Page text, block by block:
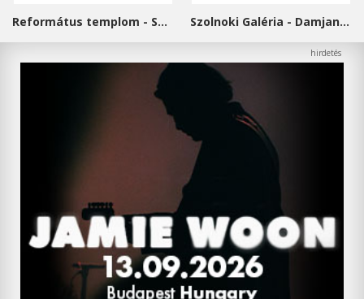
Református templom - Salgótarján Szolnoki Galéria - Damjanich János Múzeum